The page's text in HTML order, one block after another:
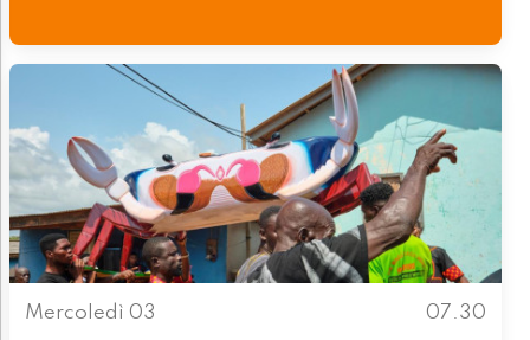
Mercoledì 03
07.30